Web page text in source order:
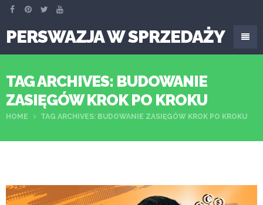
PERSWAZJA W SPRZEDAŻY
TAG ARCHIVES: BUDOWANIE
ZASIĘGÓW KROK PO KROKU
HOME TAG ARCHIVES: BUDOWANIE ZASIĘGÓW KROK PO KROKU